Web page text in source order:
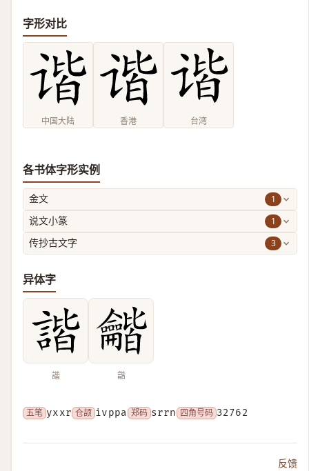
字形对比
中国大陆 香港 台湾
各书体字形实例
金文 1
说文小篆 1
传抄古文字 3
异体字
諧 龤
五笔 yxxr 仓颉 ivppa 郑码 srrn 四角号码 32762
反馈